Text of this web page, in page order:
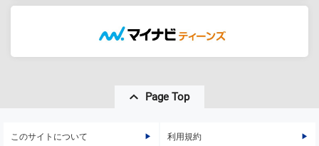
Page Top
このサイトについて 利用規約